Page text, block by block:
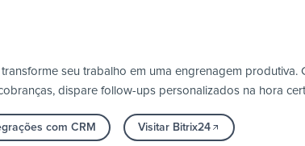
seu trabalho em uma engrenagem
dispare follow-ups personalizados na hora
com CRM Visitar Bitrix24